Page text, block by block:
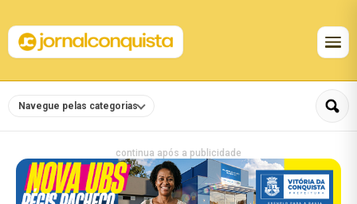
Navegue pelas categorias
continua após a publicidade